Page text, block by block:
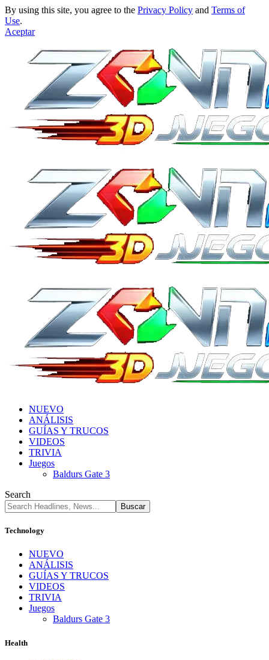
By using this site, you agree to the Privacy Policy and Terms of
Use.
Aceptar
NUEVO
ANÁLISIS
GUÍAS Y TRUCOS
VIDEOS
TRIVIA
Juegos
Baldurs Gate 3
Search
Technology
NUEVO
ANÁLISIS
GUÍAS Y TRUCOS
VIDEOS
TRIVIA
Juegos
Baldurs Gate 3
Health